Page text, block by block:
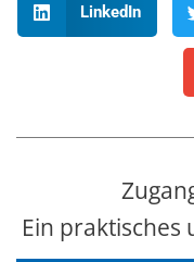
LinkedIn
Ein praktisches